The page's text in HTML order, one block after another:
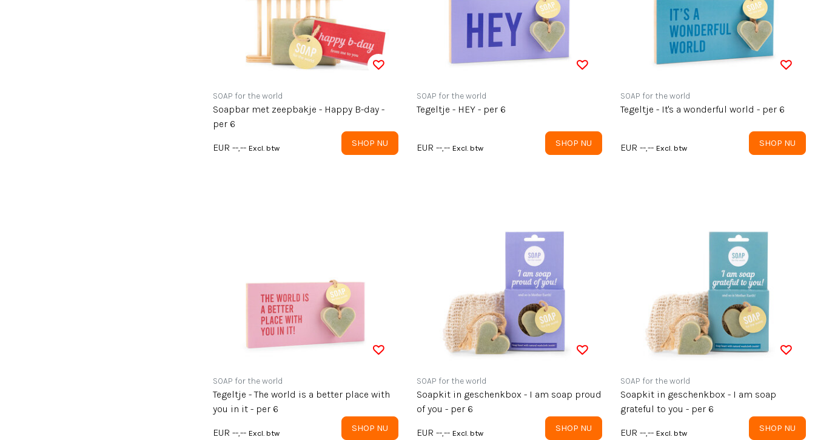
SOAP for the world
Soapbar met zeepbakje - Happy B-day -
per 6
EUR --,-- Excl. btw SHOP NU
SOAP for the world
Tegeltje - HEY - per 6
EUR --,-- Excl. btw SHOP NU
SOAP for the world
Tegeltje - It's a wonderful world - per 6
EUR --,-- Excl. btw SHOP NU
SOAP for the world
Tegeltje - The world is a better place with
you in it - per 6
EUR --,-- Excl. btw SHOP NU
SOAP for the world
Soapkit in geschenkbox - I am soap proud
of you - per 6
EUR --,-- Excl. btw SHOP NU
SOAP for the world
Soapkit in geschenkbox - I am soap
grateful to you - per 6
EUR --,-- Excl. btw SHOP NU